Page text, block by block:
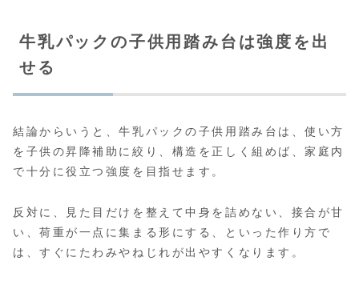
牛乳パックの子供用踏み台は強度を出
せる
結論からいうと、牛乳パックの子供用踏み台は、使い方
を子供の昇降補助に絞り、構造を正しく組めば、家庭内
で十分に役立つ強度を目指せます。
反対に、見た目だけを整えて中身を詰めない、接合が甘
い、荷重が一点に集まる形にする、といった作り方で
は、すぐにたわみやねじれが出やすくなります。